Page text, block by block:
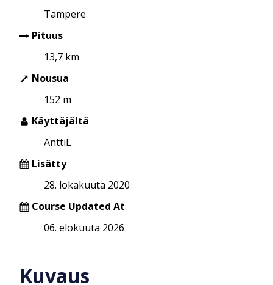
Tampere
Pituus
13,7 km
Nousua
152 m
Käyttäjältä
AnttiL
Lisätty
28. lokakuuta 2020
Course Updated At
06. elokuuta 2026
Kuvaus